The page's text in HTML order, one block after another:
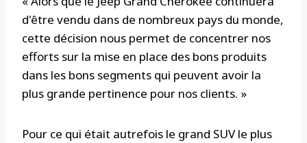
d'être vendu dans de nombreux pays du monde,
cette décision nous permet de concentrer nos
efforts sur la mise en place des bons produits
dans les bons segments qui peuvent avoir la
plus grande pertinence pour nos clients. »
Pour ce qui était autrefois le grand SUV le plus